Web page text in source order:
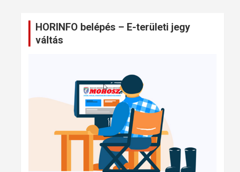
HORINFO belépés – E-területi jegy
váltás